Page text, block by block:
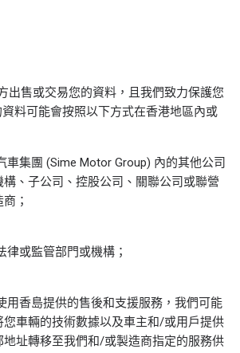
出售或交易您的資料，且我們致力保護您
料可能會按照以下方式在香港地區內或
車集團 (Sime Motor Group) 內的其他公司
構、子公司、控股公司、關聯公司或聯營
；
律或監管部門或機構；
用香島提供的售後和支援服務，我們可能
您車輛的技術數據以及車主和/或用戶提供
地址轉移至我們和/或製造商指定的服務供